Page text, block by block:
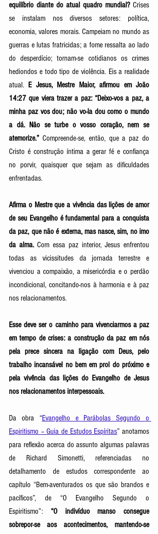
equilíbrio diante do atual quadro mundial? Crises
se instalam nos diversos setores: política,
economia, valores morais. Campeiam no mundo as
guerras e lutas fratricidas; a fome ressalta ao lado
do desperdício; tornam-se cotidianos os crimes
hediondos e todo tipo de violência. Eis a realidade
atual.
E Jesus, Mestre Maior, afirmou em João
14:27 que viera trazer a paz: “Deixo-vos a paz, a
minha paz vos dou; não vo-la dou como o mundo
a dá. Não se turbe o vosso coração, nem se
atemorize.” Compreende-se, então, que a paz do
Cristo é construção íntima a gerar fé e confiança
no porvir, quaisquer que sejam as dificuldades
enfrentadas.
Afirma o Mestre que a vivência das lições de amor
de seu Evangelho é fundamental para a conquista
da paz, que não é externa, mas nasce, sim, no imo
da alma. Com essa paz interior, Jesus enfrentou
todas as vicissitudes da jornada terrestre e
vivenciou a compaixão, a misericórdia e o perdão
incondicional, concitando-nos à harmonia e à paz
nos relacionamentos.
Esse deve ser o caminho para vivenciarmos a paz
em tempo de crises: a construção da paz em nós
pela prece sincera na ligação com Deus, pelo
trabalho incansável no bem em prol do próximo e
pela vivência das lições do Evangelho de Jesus
nos relacionamentos interpessoais.
Da obra “Evangelho e Parábolas Segundo o
Espiritismo – Guia de Estudos Espíritas” anotamos
para reflexão acerca do assunto algumas palavras
de Richard Simonetti, referenciadas no
detalhamento de estudos correspondente ao
capítulo “Bem-aventurados os que são brandos e
pacíficos”, de “O Evangelho Segundo o
Espiritismo”: “O indivíduo manso consegue
sobrepor-se aos acontecimentos, mantendo-se